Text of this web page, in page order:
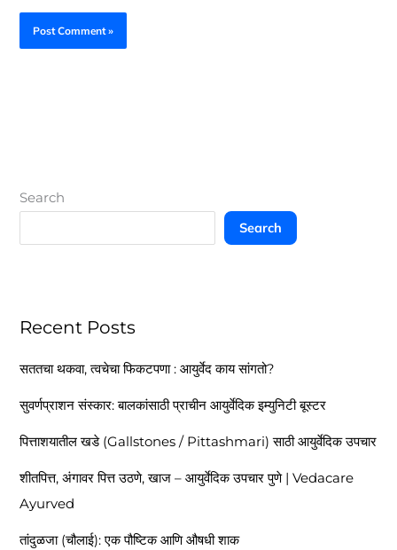
Search
Search
Recent Posts
सततचा थकवा, त्वचेचा फिकटपणा : आयुर्वेद काय सांगतो?
सुवर्णप्राशन संस्कार: बालकांसाठी प्राचीन आयुर्वेदिक इम्युनिटी बूस्टर
पित्ताशयातील खडे (Gallstones / Pittashmari) साठी आयुर्वेदिक उपचार
शीतपित्त, अंगावर पित्त उठणे, खाज – आयुर्वेदिक उपचार पुणे | Vedacare
Ayurved
तांदुळजा (चौलाई): एक पौष्टिक आणि औषधी शाक